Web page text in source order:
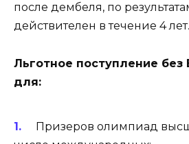
после дембеля, по
действителен в течение 4 лет.
Льготное поступление без
для:
Призеров олимпиад